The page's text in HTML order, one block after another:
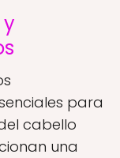
para
cabello
una